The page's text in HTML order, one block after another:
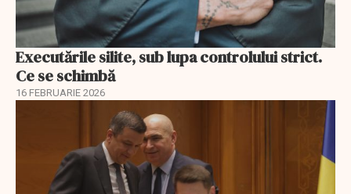
Executările silite, sub lupa controlului strict.
Ce se schimbă
16 FEBRUARIE 2026